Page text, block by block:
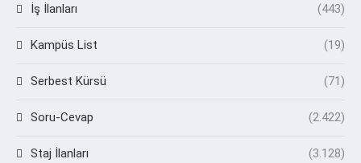
İş İlanları (443)
Kampüs List (19)
Serbest Kürsü (71)
Soru-Cevap (2.422)
Staj İlanları (3.128)